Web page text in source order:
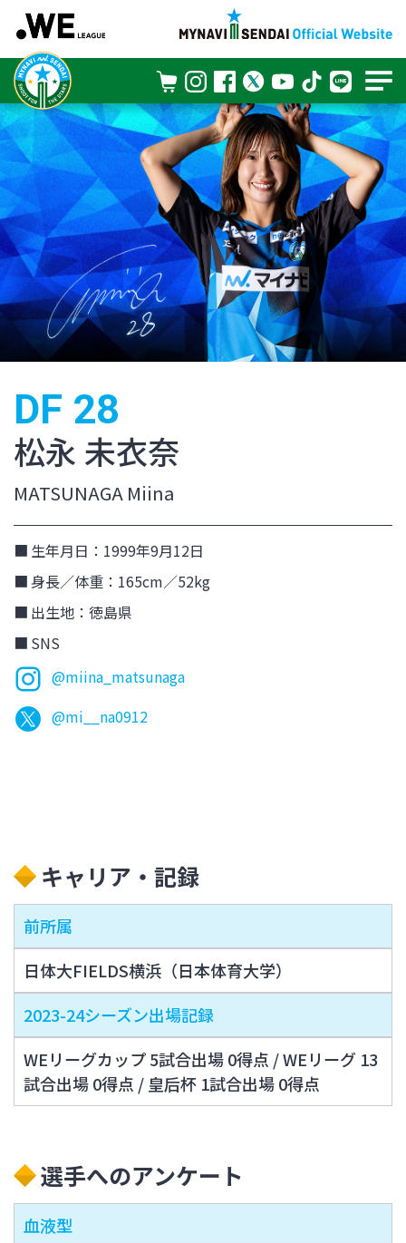
DF 28
松永 未衣奈
MATSUNAGA Miina
生年月日：1999年9月12日
身長／体重：165cm／52kg
出生地：徳島県
SNS
@miina_matsunaga
@mi__na0912
キャリア・記録
前所属
日体大FIELDS横浜（日本体育大学）
2023-24シーズン出場記録
WEリーグカップ 5試合出場 0得点 / WEリーグ 13
試合出場 0得点 / 皇后杯 1試合出場 0得点
選手へのアンケート
血液型